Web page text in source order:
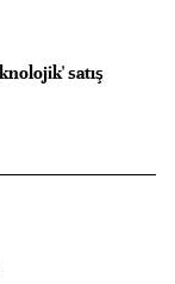
satış